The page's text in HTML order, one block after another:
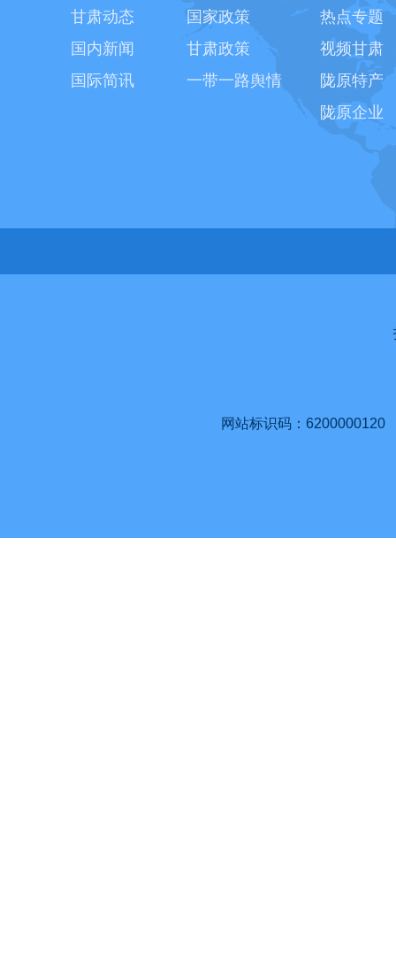
甘肃动态
国内新闻
国际简讯
国家政策
甘肃政策
一带一路舆情
热点专题
视频甘肃
陇原特产
陇原企业
网站标识码：6200000120